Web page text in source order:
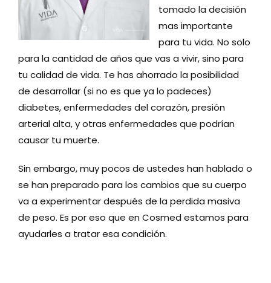
tomado la decisión
mas importante
para tu vida. No solo
para la cantidad de años que vas a vivir, sino para
tu calidad de vida. Te has ahorrado la posibilidad
de desarrollar (si no es que ya lo padeces)
diabetes, enfermedades del corazón, presión
arterial alta, y otras enfermedades que podrían
causar tu muerte.
Sin embargo, muy pocos de ustedes han hablado o
se han preparado para los cambios que su cuerpo
va a experimentar después de la perdida masiva
de peso. Es por eso que en Cosmed estamos para
ayudarles a tratar esa condición.